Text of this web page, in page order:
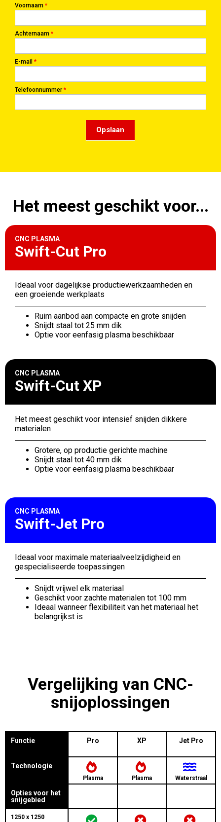
Voornaam *
Achternaam *
E-mail *
Telefoonnummer *
Opslaan
Het meest geschikt voor...
CNC PLASMA
Swift-Cut Pro
Ideaal voor dagelijkse productiewerkzaamheden en
een groeiende werkplaats
Ruim aanbod aan compacte en grote snijden
Snijdt staal tot 25 mm dik
Optie voor eenfasig plasma beschikbaar
CNC PLASMA
Swift-Cut XP
Het meest geschikt voor intensief snijden dikkere
materialen
Grotere, op productie gerichte machine
Snijdt staal tot 40 mm dik
Optie voor eenfasig plasma beschikbaar
CNC PLASMA
Swift-Jet Pro
Ideaal voor maximale materiaalveelzijdigheid en
gespecialiseerde toepassingen
Snijdt vrijwel elk materiaal
Geschikt voor zachte materialen tot 100 mm
Ideaal wanneer flexibiliteit van het materiaal het
belangrijkst is
Vergelijking van CNC-
snijoplossingen
Functie Pro XP Jet Pro
Technologie
Plasma Plasma Waterstraal
Opties voor het
snijgebied
1250 x 1250